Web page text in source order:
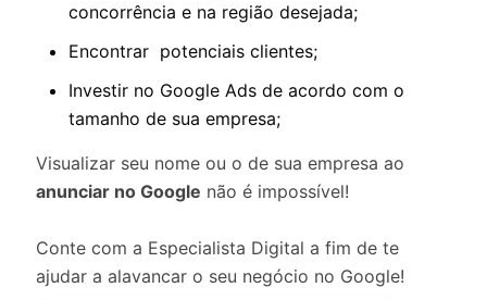
concorrência e na região desejada;
Encontrar potenciais clientes;
Investir no Google Ads de acordo com o
tamanho de sua empresa;
Visualizar seu nome ou o de sua empresa ao
anunciar no Google não é impossível!
Conte com a Especialista Digital a fim de te
ajudar a alavancar o seu negócio no Google!